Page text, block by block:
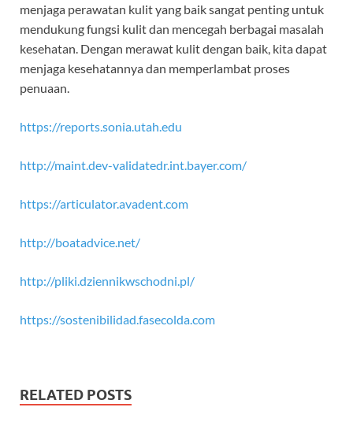
menjaga perawatan kulit yang baik sangat penting untuk
mendukung fungsi kulit dan mencegah berbagai masalah
kesehatan. Dengan merawat kulit dengan baik, kita dapat
menjaga kesehatannya dan memperlambat proses
penuaan.
https://reports.sonia.utah.edu
http://maint.dev-validatedr.int.bayer.com/
https://articulator.avadent.com
http://boatadvice.net/
http://pliki.dziennikwschodni.pl/
https://sostenibilidad.fasecolda.com
RELATED POSTS